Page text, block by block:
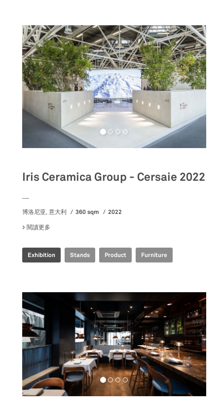
Iris Ceramica Group - Cersaie 2022
博洛尼亚, 意大利 360 sqm
2022
閱讀更多
Exhibition Stands Product Furniture